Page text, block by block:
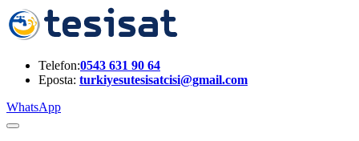
Telefon:0543 631 90 64
Eposta: turkiyesutesisatcisi@gmail.com
WhatsApp